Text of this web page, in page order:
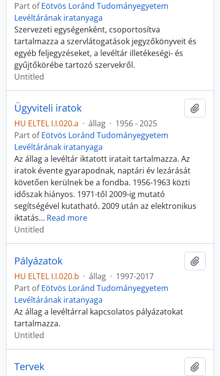
Part ofEötvös Loránd Tudományegyetem
Levéltárának iratanyaga
Szervezeti egységenként, csoportosítva
tartalmazza a szervlátogatások jegyzőkönyveit és
egyéb feljegyzéseket, a levéltár illetékeségi- és
gyűjtőkörébe tartozó szervekről.
Untitled
Ügyviteli iratok
HU ELTEL I.I.020.a · állag · 1956 - 2025
Part ofEötvös Loránd Tudományegyetem
Levéltárának iratanyaga
Az állag a levéltár iktatott iratait tartalmazza. Az
iratok évente gyarapodnak, naptári év lezárását
követően kerülnek be a fondba. 1956-1963 közti
időszak hiányos. 1971-től 2009-ig mutató
segítségével kutatható. 2009 után az elektronikus
iktatás… Read more
Untitled
Pályázatok
HU ELTEL I.I.020.b · állag · 1997-2017
Part ofEötvös Loránd Tudományegyetem
Levéltárának iratanyaga
Az állag a levéltárral kapcsolatos pályázatokat
tartalmazza.
Untitled
Tervek